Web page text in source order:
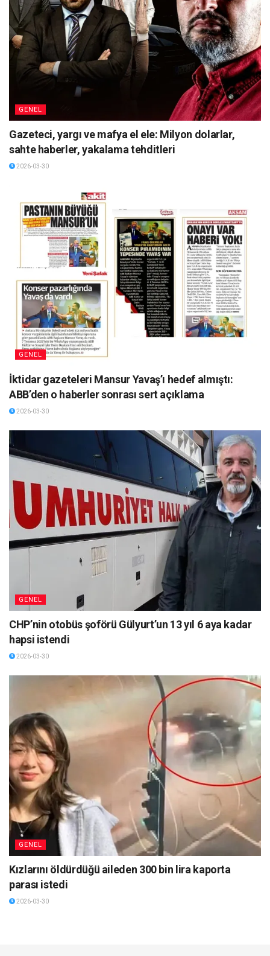
GENEL
Gazeteci, yargı ve mafya el ele: Milyon dolarlar,
sahte haberler, yakalama tehditleri
2026-03-30
GENEL
İktidar gazeteleri Mansur Yavaş’ı hedef almıştı:
ABB’den o haberler sonrası sert açıklama
2026-03-30
GENEL
CHP’nin otobüs şoförü Gülyurt’un 13 yıl 6 aya kadar
hapsi istendi
2026-03-30
GENEL
Kızlarını öldürdüğü aileden 300 bin lira kaporta
parası istedi
2026-03-30